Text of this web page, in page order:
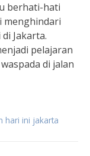
berhati-hati
menghindari
Jakarta.
pelajaran
di jalan
hari ini jakarta